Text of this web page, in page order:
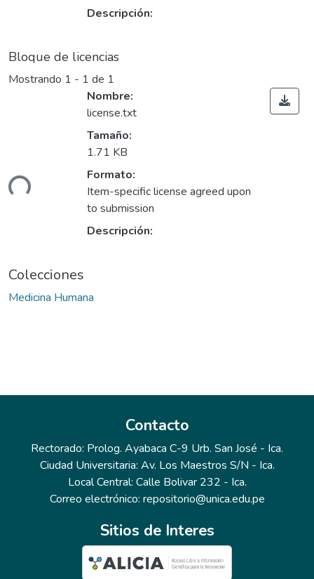
Descripción:
Bloque de licencias
Mostrando 1 - 1 de 1
Nombre:
license.txt
Tamaño:
1.71 KB
Formato:
Item-specific license agreed upon
to submission
Descripción:
Colecciones
Medicina Humana
Contacto
Rectorado: Prolog. Ayabaca C-9 Urb. San José - Ica.
Ciudad Universitaria: Av. Los Maestros S/N - Ica.
Local Central: Calle Bolivar 232 - Ica.
Correo electrónico: repositorio@unica.edu.pe
Sitios de Interes